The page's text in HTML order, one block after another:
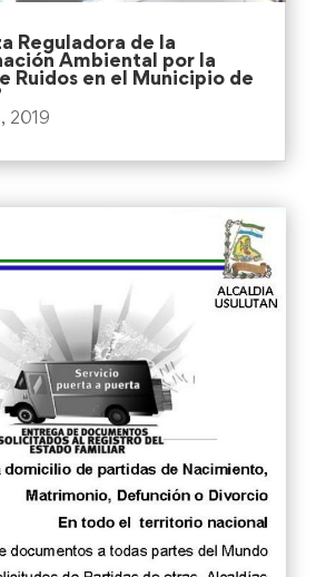
Reguladora de la
Ambiental por la
Ruidos en el Municipio de
2019